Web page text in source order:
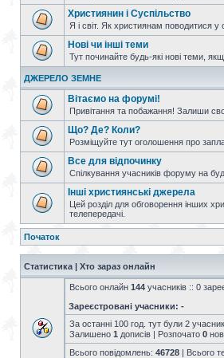
Християнин і Суспільство
Я і світ. Як християнам поводитися у
Нові чи інші теми
Тут починайте будь-які нові теми,
ДЖЕРЕЛО ЗЕМНЕ
Вітаємо на форумі!
Привітання та побажання! Залиши
Що? Де? Коли?
Розміщуйте тут оголошення про
Все для відпочинку
Спілкування учасників форуму на
Інші християнські джерела
Цей розділ для обговорення інших
телепередачі.
Початок
Статистика | Хто зараз онлайн
Всього онлайн 144 учасників :: 0
Зареєстровані учасники: -
За останні 100 год. тут були 2
Залишено 1 дописів | Розпочато 0
Всього повідомлень: 46728 | Всього